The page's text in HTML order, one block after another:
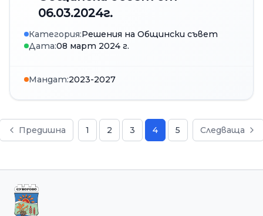
06.03.2024г.
Категория:Решения на Общински съвет
Дата:08 март 2024 г.
Мандат:2023-2027
Предишна 1 2 3 4 5 Следваща